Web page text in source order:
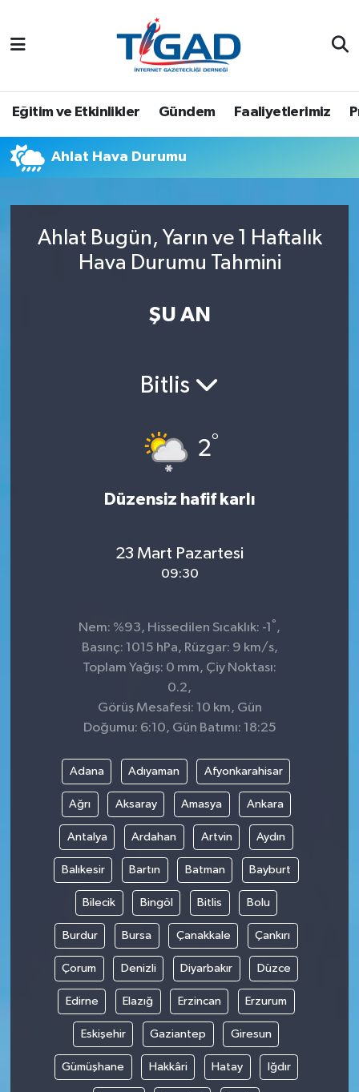
Eğitim ve Etkinlikler Gündem Faaliyetlerimiz
Ahlat Hava Durumu
Ahlat Bugün, Yarın ve 1 Haftalık
Hava Durumu Tahmini
ŞU AN
Bitlis
2°
Düzensiz hafif karlı
23 Mart Pazartesi
09:30
Nem: %93, Hissedilen Sıcaklık: -1 ° ,
Basınç: 1015 hPa, Rüzgar: 9 km/s,
Toplam Yağış: 0 mm, Çiy Noktası:
0.2,
Görüş Mesafesi: 10 km, Gün
Doğumu: 6:10, Gün Batımı: 18:25
Adana Adıyaman Afyonkarahisar
Ağrı Aksaray Amasya Ankara
Antalya Ardahan Artvin Aydın
Balıkesir Bartın Batman Bayburt
Bilecik Bingöl Bitlis Bolu
Burdur Bursa Çanakkale Çankırı
Çorum Denizli Diyarbakır Düzce
Edirne Elazığ Erzincan Erzurum
Eskişehir Gaziantep Giresun
Gümüşhane Hakkâri Hatay Iğdır
Nöbetçi Eczaneler
Tüm Manşetler
Son Dakika Haberleri